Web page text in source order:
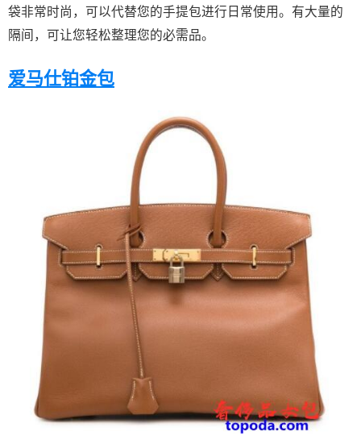
袋非常时尚，可以代替您的手提包进行日常使用。有大量的
隔间，可让您轻松整理您的必需品。
爱马仕铂金包